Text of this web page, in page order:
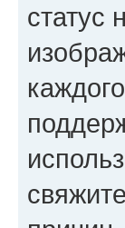
статус